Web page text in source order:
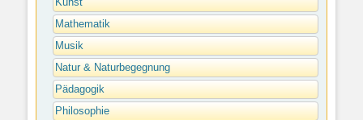
Kunst
Mathematik
Musik
Natur & Naturbegegnung
Pädagogik
Philosophie